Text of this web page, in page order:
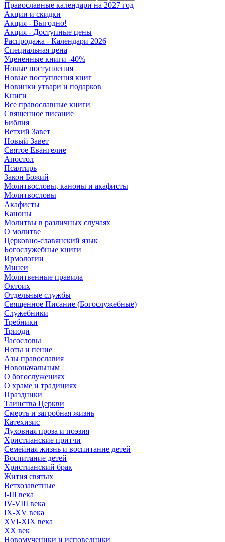
Православные календари на 2027 год
Акции и скидки
Акция - Выгодно!
Акция - Доступные цены
Распродажа - Календари 2026
Специальная цена
Уцененные книги -40%
Новые поступления
Новые поступления книг
Новинки утвари и подарков
Книги
Все православные книги
Священное писание
Библия
Ветхий Завет
Новый Завет
Святое Евангелие
Апостол
Псалтирь
Закон Божий
Молитвословы, каноны и акафисты
Молитвословы
Акафисты
Каноны
Молитвы в различных случаях
О молитве
Церковно-славянский язык
Богослужебные книги
Ирмологии
Минеи
Молитвенные правила
Октоих
Отдельные службы
Священное Писание (Богослужебные)
Служебники
Требники
Триоди
Часословы
Ноты и пение
Азы православия
Новоначальным
О богослужениях
О храме и традициях
Праздники
Таинства Церкви
Смерть и загробная жизнь
Катехизис
Духовная проза и поэзия
Христианские притчи
Семейная жизнь и воспитание детей
Воспитание детей
Христианский брак
Жития святых
Ветхозаветные
I-III века
IV-VIII века
IX-XV века
XVI-XIX века
XX век
Новомученики и исповедники